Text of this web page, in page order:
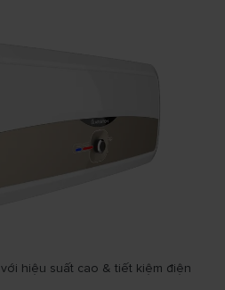
hiệu suất cao & tiết kiệm điện